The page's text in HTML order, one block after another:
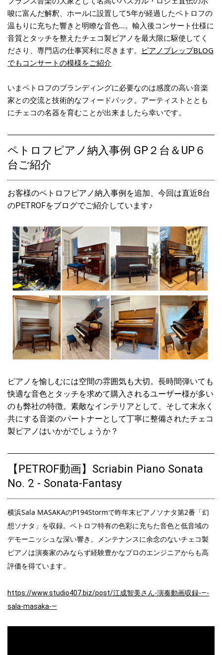
ペトロフP118P1ビーチ艶消モデル、ご注文をいただきました♪
2022.11.22
ペトロフP118P1ビーチ艶消モデル、入荷しました♪
2022.11.04
ペトロフP118C1マホガニー艶出モデル、入荷しました♪
2022.11.04
ペトロフP118P1チェリー艶消モデル、入荷しました♪
ペトロフP118P1ウォルナット艶消モデル、入荷しました♪
2022.08.31
ペトロフP118P1マホガニー艶出モデル、ご注文をいただきました
2022.08.24
ペトロフピアノ常設【音をつむぐ宿 ～ 縁音(えんね) ～】がオープ
2022.08.05
【ご注文品】ペトロフP131M1マホガニー艶出モデル、入荷しまし
た♪
2022.08.05
【ご注文品】ペトロフP135K1黒色艶出モデル、入荷しました♪
2022.08.01
ペトロフP159Bora黒色艶出モデル、ご注文をいただきました♪
2022.07.17
ペトロフP125F1マホガニー艶出モデル、ご注文をいただきました
2022.06.23
ペトロフP173Breeze黒色艶出モデル、ご注文をいただきました♪
2022.06.09
ペトロフP118D1ウォルナット艶消モデル、入荷しました♪
2022.06.02
ペトロフP118R1 ROCOCOモデル、ご注文をいただきました♪
ペトロフP135K1黒色艶出モデル、ご注文をいただきました♪
2022.04.25
ペトロフP131M1マホガニー艶出モデル、ご注文をいただきました
唆に富んだ解釈、ホールに設置して5年が経過したペトロフの
温もりに充ちた響きと明瞭な音色...。輸入後コンサート仕様に
音質とタッチを整えたチェコ製ピアノを最大限に駆使してく
ださり、専門店の仕事冥利に尽きます。 ピアノプレップBLOG
でもコンサートの模様をご紹介
いまペトロフのブランディングに必要なのは感度の高い音楽
家との交流と技術的なフィードバック。アーティストととも
にチェコの名器を育むことが出来ましたら幸いです。
ペトロフピアノ納入事例 GP２台＆UP６
台ご紹介
お客様のペトロフピアノ納入事例を追加、今回は直近8台
のPETROFをブログでご紹介しています♪
ピアノを愉しむには空間の雰囲気も大切。長時間弾いても
快適な音色とタッチを求めて購入されるユーザー様が多い
のも弊社の特徴。素敵なインテリアとして、そして末永く
共にする音楽のパートナーとして丁寧に整備されたチェコ
製ピアノはいかがでしょうか？
【PETROF動画】Scriabin Piano Sonata
No. 2 - Sonata-Fantasy
横浜Sala MASAKAのP194Stormで昨年末ピアノソナタ第2番「幻
想ソナタ」を収録。ペトロフ特有の色彩に充ちた音色と低音域の
デモーニッシュな深い響き。メンテナンスに余念のないチェコ製
ピアノは演奏家のみならず経験豊かなプロのエンジニアからも高
評価を得ています。
https://www.studio407.biz/post/江成智美さん-演奏動画収録-―-
sala-masaka-―